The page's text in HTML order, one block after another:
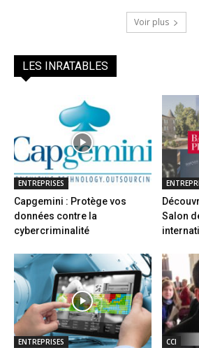
Voir plus
LES INRATABLES
ENTREPRISES
Capgemini : Protège vos
données contre la
cybercriminalité
Salon
ENTREPRISES CCI